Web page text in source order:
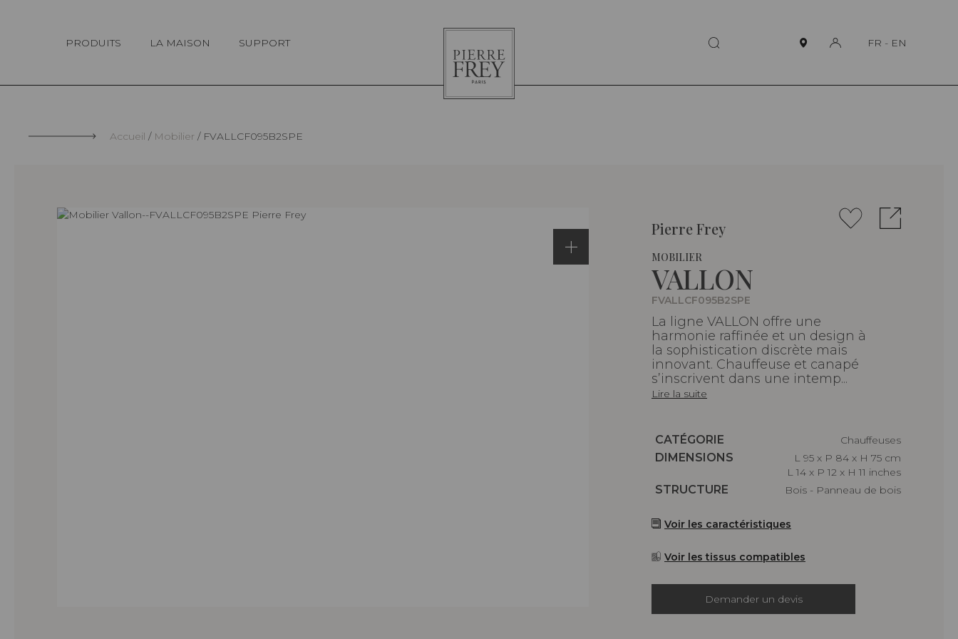
PRODUITS LA MAISON SUPPORT
Pierre
Frey
FR - EN
Accueil Mobilier FVALLCF095B2SPE
Pierre Frey
MOBILIER
VALLON
FVALLCF095B2SPE
La ligne VALLON offre une
harmonie raffinée et un design à
la sophistication discrète mais
innovant. Chauffeuse et canapé
s’inscrivent dans une intemp...
Lire la suite
Caractéristiques
CATÉGORIE
Chauffeuses
Caractéristiques
DIMENSIONS
L 95 x P 84 x H 75 cm
L 14 x P 12 x H 11 inches
Caractéristiques
STRUCTURE Bois - Panneau de bois
Voir les caractéristiques
Voir les tissus compatibles
Demander un devis